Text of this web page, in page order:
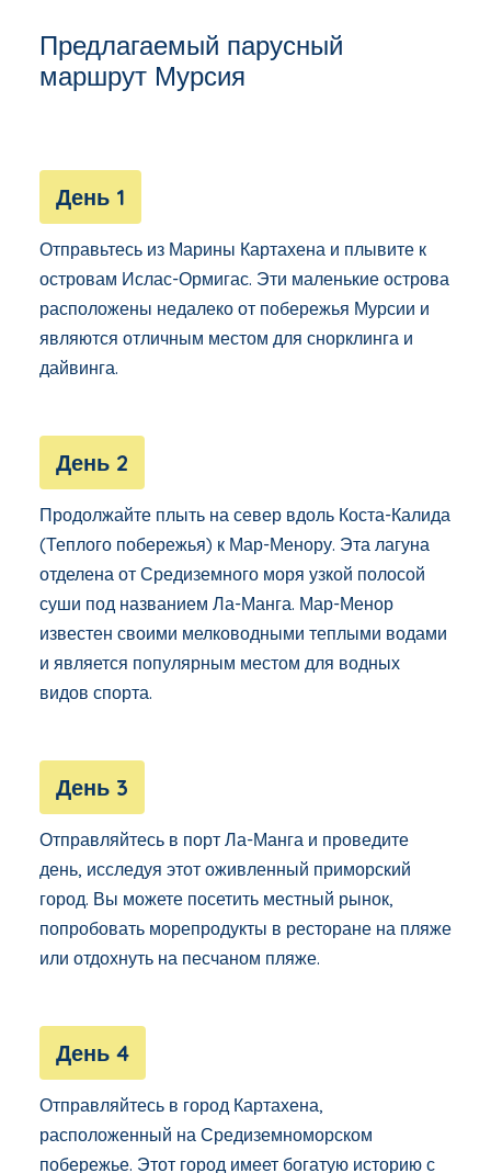
Предлагаемый парусный
маршрут Мурсия
День 1
Отправьтесь из Марины Картахена и плывите к
островам Ислас-Ормигас. Эти маленькие острова
расположены недалеко от побережья Мурсии и
являются отличным местом для снорклинга и
дайвинга.
День 2
Продолжайте плыть на север вдоль Коста-Калида
(Теплого побережья) к Мар-Менору. Эта лагуна
отделена от Средиземного моря узкой полосой
суши под названием Ла-Манга. Мар-Менор
известен своими мелководными теплыми водами
и является популярным местом для водных
видов спорта.
День 3
Отправляйтесь в порт Ла-Манга и проведите
день, исследуя этот оживленный приморский
город. Вы можете посетить местный рынок,
попробовать морепродукты в ресторане на пляже
или отдохнуть на песчаном пляже.
День 4
Отправляйтесь в город Картахена,
расположенный на Средиземноморском
побережье. Этот город имеет богатую историю с